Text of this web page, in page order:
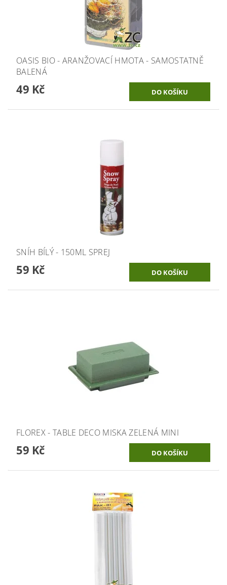
OASIS BIO - ARANŽOVACÍ HMOTA - SAMOSTATNĚ
BALENÁ
49 Kč
SNÍH BÍLÝ - 150ML SPREJ
59 Kč
FLOREX - TABLE DECO MISKA ZELENÁ MINI
59 Kč